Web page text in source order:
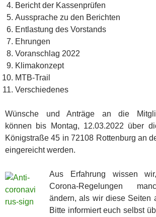
Bericht der Kassenprüfen
Aussprache zu den Berichten
Entlastung des Vorstands
Ehrungen
Voranschlag 2022
Klimakonzept
MTB-Trail
Verschiedenes
Wünsche und Anträge an die
können bis Montag, 12.03.2022 über
Königstraße 45 in 72108 Rottenburg an
eingereicht werden.
Aus Erfahrung wissen
Corona-Regelungen
ändern, als wir diese Seiten
Bitte informiert euch selbst